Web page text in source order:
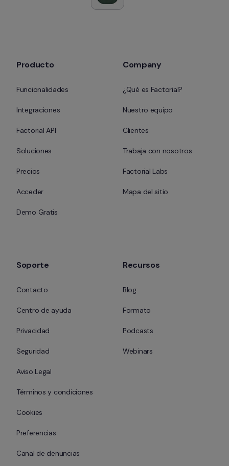
Producto
Funcionalidades
Integraciones
Factorial API
Soluciones
Precios
Acceder
Demo Gratis
Company
¿Qué es Factorial?
Nuestro equipo
Clientes
Trabaja con nosotros
Factorial Labs
Mapa del sitio
Soporte
Contacto
Centro de ayuda
Privacidad
Seguridad
Aviso Legal
Términos y condiciones
Cookies
Preferencias
Canal de denuncias
Recursos
Blog
Formato
Podcasts
Webinars